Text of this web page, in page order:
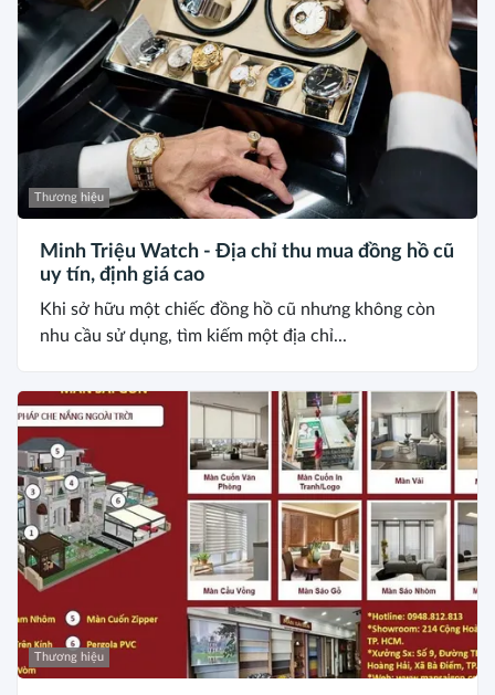
Thương hiệu
Minh Triệu Watch - Địa chỉ thu mua đồng hồ cũ
uy tín, định giá cao
Khi sở hữu một chiếc đồng hồ cũ nhưng không còn
nhu cầu sử dụng, tìm kiếm một địa chỉ...
Thương hiệu